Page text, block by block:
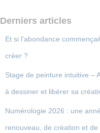
Derniers articles
Et si l’abondance
créer ?
Stage de peinture intuitive –
à dessiner et libérer sa
Numérologie 2026 : une
renouveau, de création et de